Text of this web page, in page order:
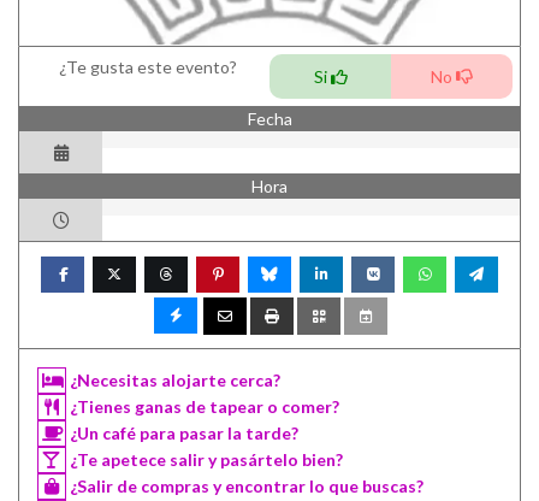
¿Te gusta este evento? Si No
Fecha
Hora
¿Necesitas alojarte cerca?
¿Tienes ganas de tapear o comer?
¿Un café para pasar la tarde?
¿Te apetece salir y pasártelo bien?
¿Salir de compras y encontrar lo que buscas?